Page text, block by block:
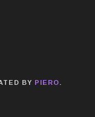
BY PIERO